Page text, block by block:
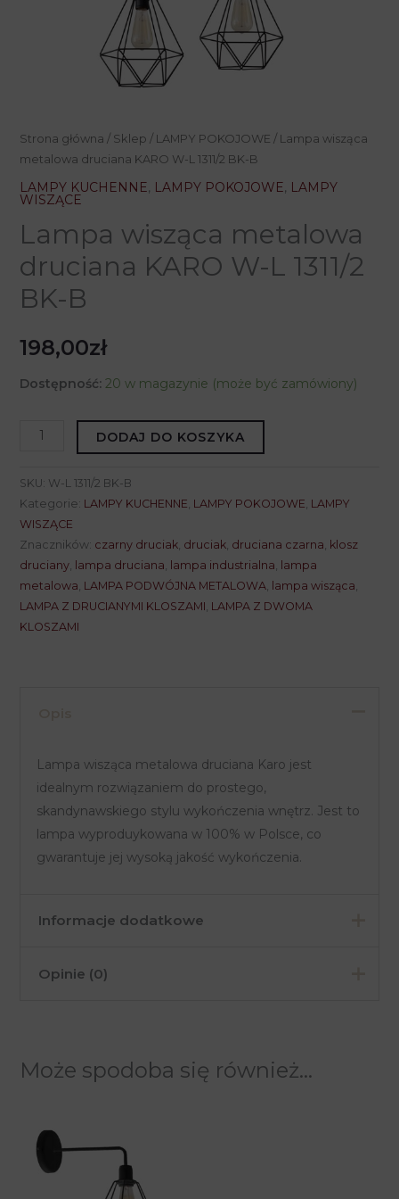
Strona główna / Sklep / LAMPY POKOJOWE / Lampa wisząca
metalowa druciana KARO W-L 1311/2 BK-B
LAMPY KUCHENNE, LAMPY POKOJOWE, LAMPY
WISZĄCE
Lampa wisząca metalowa
druciana KARO W-L 1311/2
BK-B
198,00zł
Dostępność: 20 w magazynie (może być zamówiony)
ilość
wisząca
metalowa
druciana
KARO
W-
L
DODAJ DO KOSZYKA
SKU: W-L 1311/2 BK-B
Kategorie: LAMPY KUCHENNE LAMPY POKOJOWE LAMPY
WISZĄCE
Znaczników: czarny druciak, druciak, druciana czarna klosz
druciany, lampa druciana lampa industrialna
lampa
metalowa LAMPA PODWÓJNA METALOWA lampa wisząca
LAMPA Z DRUCIANYMI KLOSZAMI LAMPA Z DWOMA
KLOSZAMI
Lampa wisząca metalowa druciana Karo jest
idealnym rozwiązaniem do prostego,
skandynawskiego stylu wykończenia wnętrz. Jest to
lampa wyproduykowana w 100% w Polsce, co
gwarantuje jej wysoką jakość wykończenia.
Informacje dodatkowe
Kolor
Industrialny,
Seria
Długość /
Opinie (0)
Tylko zalogowani klienci, którzy kupili ten produkt
Może spodoba się również…